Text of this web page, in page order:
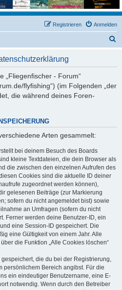
Anmelden
Registrieren
„Fliegenfischer - Forum“
flyfishing“) (im Folgenden „der
die während deines Foren-
Arten gesammelt:
bei deinem Besuch des Boards
kleine Textdateien, die dein Browser als
die zwischen den einzelnen Aufrufen des
Cookies sind die aktuelle ID deiner
zugeordnet werden können),
gelesenen Beiträge (zur Markierung
sofern du nicht angemeldet bist) sowie
an Umfragen (sofern du nicht
Ferner werden deine Benutzer-ID, ein
eine Session-ID gespeichert. Die
eine Gültigkeit von einem Jahr. Alle
die Funktion „Alle Cookies löschen“
die du bei der Registrierung,
persönlichem Bereich angibst. Für die
ein eindeutiger Benutzername, eine E-
notwendig. Wenn durch den Betreiber